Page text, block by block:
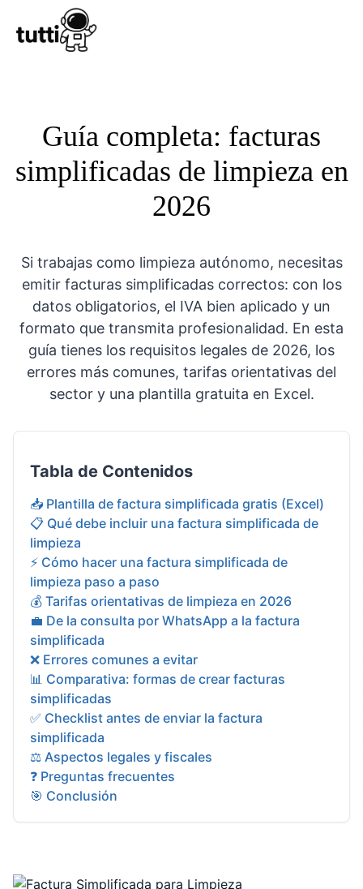
Guía completa: facturas
simplificadas de limpieza en
2026
Si trabajas como limpieza autónomo, necesitas
emitir facturas simplificadas correctos: con los
datos obligatorios, el IVA bien aplicado y un
formato que transmita profesionalidad. En esta
guía tienes los requisitos legales de 2026, los
errores más comunes, tarifas orientativas del
sector y una plantilla gratuita en Excel.
Tabla de Contenidos
📥 Plantilla de factura simplificada gratis (Excel)
📋 Qué debe incluir una factura simplificada de
limpieza
⚡ Cómo hacer una factura simplificada de
limpieza paso a paso
💰 Tarifas orientativas de limpieza en 2026
💼 De la consulta por WhatsApp a la factura
simplificada
❌ Errores comunes a evitar
📊 Comparativa: formas de crear facturas
simplificadas
✅ Checklist antes de enviar la factura
simplificada
⚖️ Aspectos legales y fiscales
❓ Preguntas frecuentes
🎯 Conclusión